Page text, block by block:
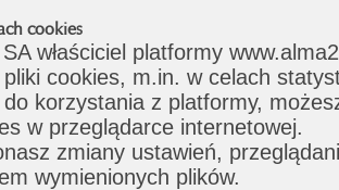
cookies
właściciel platformy
cookies, m.in. w celach
korzystania z platformy,
w przeglądarce internetowej.
zmiany ustawień,
wymienionych plików.